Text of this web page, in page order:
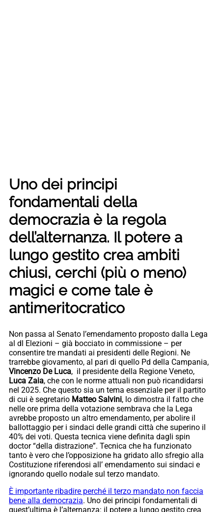
Uno dei principi
fondamentali della
democrazia è la regola
dell’alternanza. Il potere a
lungo gestito crea ambiti
chiusi, cerchi (più o meno)
magici e come tale è
antimeritocratico
Non passa al Senato l’emendamento proposto dalla Lega
al dl Elezioni – già bocciato in commissione – per
consentire tre mandati ai presidenti delle Regioni. Ne
trarrebbe giovamento, al pari di quello Pd della Campania,
Vincenzo De Luca, il presidente della Regione Veneto,
Luca Zaia, che con le norme attuali non può ricandidarsi
nel 2025. Che questo sia un tema essenziale per il partito
di cui è segretario Matteo Salvini, lo dimostra il fatto che
nelle ore prima della votazione sembrava che la Lega
avrebbe proposto un altro emendamento, per abolire il
ballottaggio per i sindaci delle grandi città che superino il
40% dei voti. Questa tecnica viene definita dagli spin
doctor “della distrazione”. Tecnica che ha funzionato
tanto è vero che l’opposizione ha gridato allo sfregio alla
Costituzione riferendosi all’ emendamento sui sindaci e
ignorando quello nodale sul terzo mandato.
È importante ribadire perché il terzo mandato non faccia
bene alla democrazia. Uno dei principi fondamentali di
quest’ultima è l’alternanza: il potere a lungo gestito crea